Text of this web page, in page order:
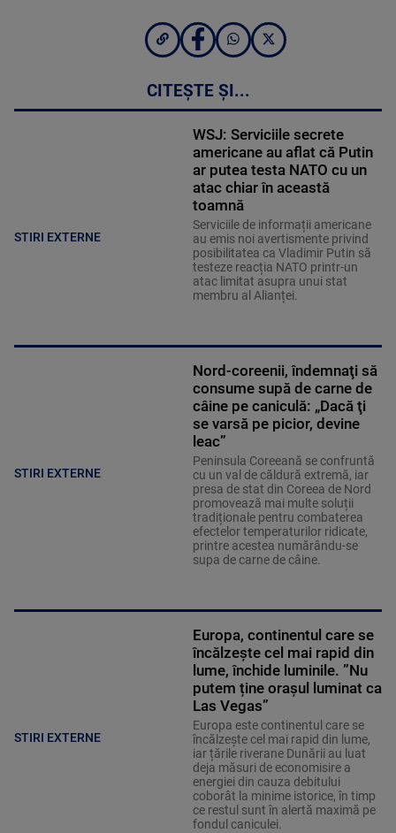
CITEȘTE ȘI...
STIRI EXTERNE
WSJ: Serviciile secrete
americane au aflat că Putin
ar putea testa NATO cu un
atac chiar în această
toamnă
Serviciile de informații americane
au emis noi avertismente privind
posibilitatea ca Vladimir Putin să
testeze reacția NATO printr-un
atac limitat asupra unui stat
membru al Alianței.
STIRI EXTERNE
Nord-coreenii, îndemnaţi să
consume supă de carne de
câine pe caniculă: „Dacă ţi
se varsă pe picior, devine
leac”
Peninsula Coreeană se confruntă
cu un val de căldură extremă, iar
presa de stat din Coreea de Nord
promovează mai multe soluții
tradiționale pentru combaterea
efectelor temperaturilor ridicate,
printre acestea numărându-se
supa de carne de câine.
STIRI EXTERNE
Europa, continentul care se
încălzește cel mai rapid din
lume, închide luminile. ”Nu
putem ține orașul luminat ca
Las Vegas”
Europa este continentul care se
încălzește cel mai rapid din lume,
iar țările riverane Dunării au luat
deja măsuri de economisire a
energiei din cauza debitului
coborât la minime istorice, în timp
ce restul sunt în alertă maximă pe
fondul caniculei.